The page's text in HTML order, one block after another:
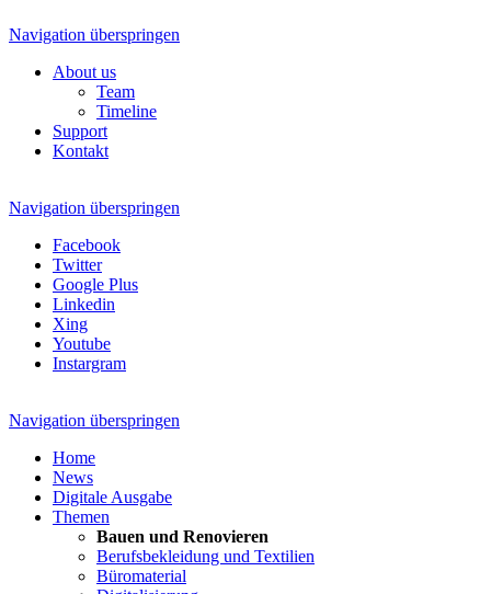
Navigation überspringen
About us
Team
Timeline
Support
Kontakt
Navigation überspringen
Facebook
Twitter
Google Plus
Linkedin
Xing
Youtube
Instargram
Navigation überspringen
Home
News
Digitale Ausgabe
Themen
Bauen und Renovieren
Berufsbekleidung und Textilien
Büromaterial